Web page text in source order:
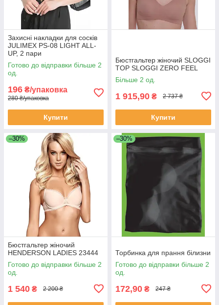
Захисні накладки для сосків
JULIMEX PS-08 LIGHT ALL-
UP, 2 пари
Готово до відправки більше 2
од.
196 ₴/упаковка
280 ₴/упаковка
Купити
Бюстгальтер жіночий SLOGGI
TOP SLOGGI ZERO FEEL
Більше 2 од.
1 915,90 ₴ 2 737 ₴
Купити
–30%
Бюстгальтер жіночий
HENDERSON LADIES 23444
Готово до відправки більше 2
од.
1 540 ₴ 2 200 ₴
–30%
Торбинка для прання білизни
Готово до відправки більше 2
од.
172,90 ₴ 247 ₴